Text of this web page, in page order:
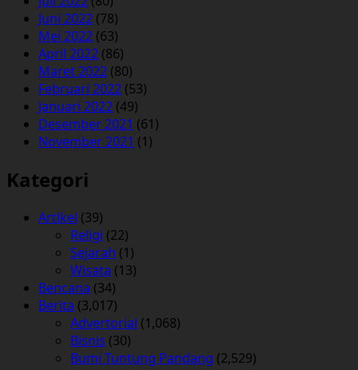
Juni 2022 (78)
Mei 2022 (63)
April 2022 (86)
Maret 2022 (80)
Februari 2022 (53)
Januari 2022 (49)
Desember 2021 (61)
November 2021 (1)
Kategori
Artikel (39)
Religi (22)
Sejarah (1)
Wisata (13)
Bencana (34)
Berita (3,017)
Advertorial (1,068)
Bisnis (30)
Bumi Tuntung Pandang (2,529)